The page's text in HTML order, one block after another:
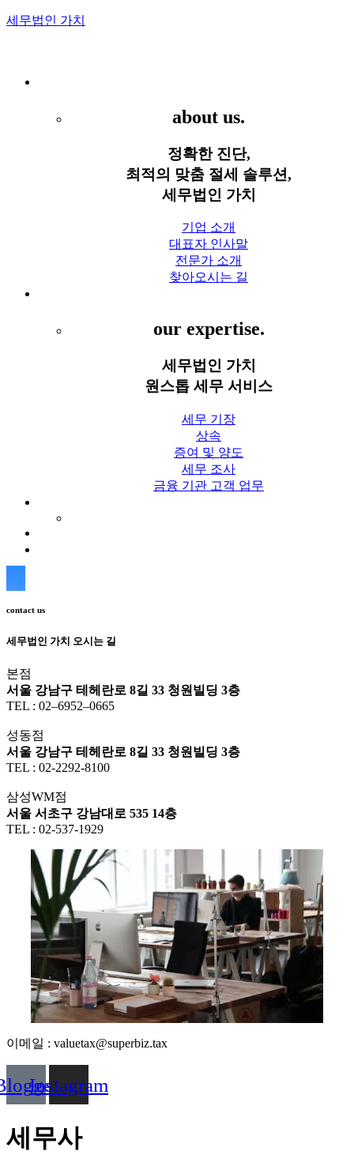
세무법인 가치
about us.
정확한 진단,
최적의 맞춤 절세 솔루션,
세무법인 가치
기업 소개
대표자 인사말
전문가 소개
찾아오시는 길
our expertise.
세무법인 가치
원스톱 세무 서비스
세무 기장
상속
증여 및 양도
세무 조사
금융 기관 고객 업무
contact us
세무법인 가치 오시는 길
본점
서울 강남구 테헤란로 8길 33 청원빌딩 3층
TEL : 02–6952–0665
성동점
서울 강남구 테헤란로 8길 33 청원빌딩 3층
TEL : 02-2292-8100
삼성WM점
서울 서초구 강남대로 535 14층
TEL : 02-537-1929
이메일 : valuetax@superbiz.tax
Instagram
세무사